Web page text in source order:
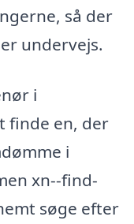
så der
undervejs.
i
finde en, der
i
xn--find-
søge efter